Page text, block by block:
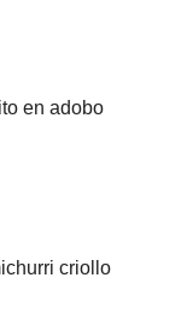
en adobo
criollo